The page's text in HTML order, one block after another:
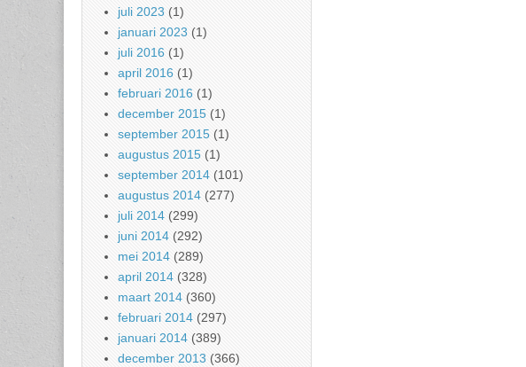
juli 2023 (1)
januari 2023 (1)
juli 2016 (1)
april 2016 (1)
februari 2016 (1)
december 2015 (1)
september 2015 (1)
augustus 2015 (1)
september 2014 (101)
augustus 2014 (277)
juli 2014 (299)
juni 2014 (292)
mei 2014 (289)
april 2014 (328)
maart 2014 (360)
februari 2014 (297)
januari 2014 (389)
december 2013 (366)